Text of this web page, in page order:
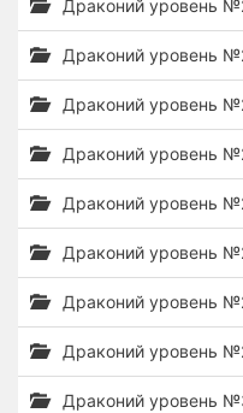
Драконий уровень
Драконий уровень
Драконий уровень
Драконий уровень
Драконий уровень
Драконий уровень
Драконий уровень
Драконий уровень
Драконий уровень